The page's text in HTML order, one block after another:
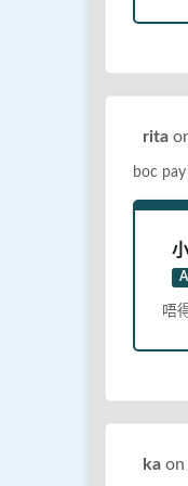
rita
boc
唔
ka on